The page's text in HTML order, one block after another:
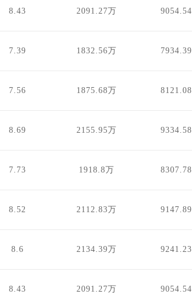
8.43 2091.27万 9054.54
7.39 1832.56万 7934.39
7.56 1875.68万 8121.08
8.69 2155.95万 9334.58
7.73 1918.8万 8307.78
8.52 2112.83万 9147.89
8.6 2134.39万 9241.23
8.43 2091.27万 9054.54